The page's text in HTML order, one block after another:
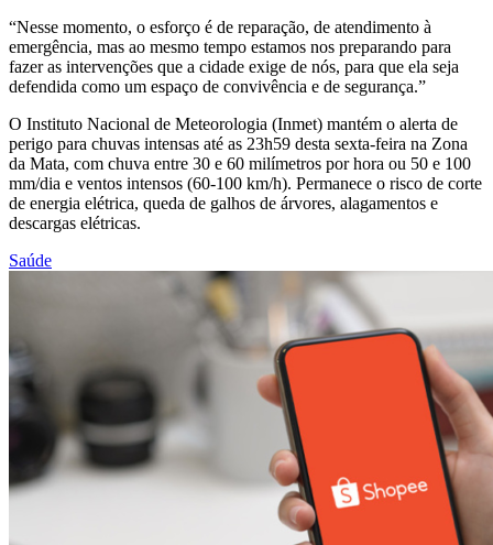
“Nesse momento, o esforço é de reparação, de atendimento à
emergência, mas ao mesmo tempo estamos nos preparando para
fazer as intervenções que a cidade exige de nós, para que ela seja
defendida como um espaço de convivência e de segurança.”
O Instituto Nacional de Meteorologia (Inmet) mantém o alerta de
perigo para chuvas intensas até as 23h59 desta sexta-feira na Zona
da Mata, com chuva entre 30 e 60 milímetros por hora ou 50 e 100
mm/dia e ventos intensos (60-100 km/h). Permanece o risco de corte
de energia elétrica, queda de galhos de árvores, alagamentos e
descargas elétricas.
Saúde